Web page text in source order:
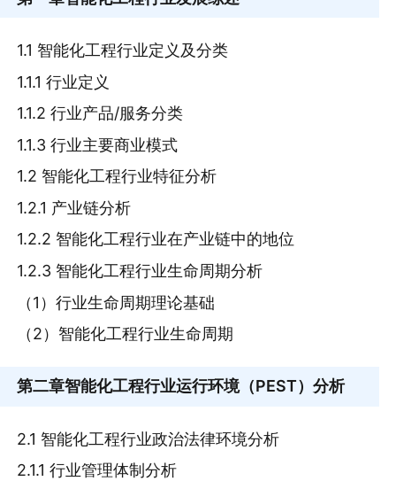
1.1 智能化工程行业定义及分类
1.1.1 行业定义
1.1.2 行业产品/服务分类
1.1.3 行业主要商业模式
1.2 智能化工程行业特征分析
1.2.1 产业链分析
1.2.2 智能化工程行业在产业链中的地位
1.2.3 智能化工程行业生命周期分析
（1）行业生命周期理论基础
（2）智能化工程行业生命周期
第二章智能化工程行业运行环境（PEST）分析
2.1 智能化工程行业政治法律环境分析
2.1.1 行业管理体制分析